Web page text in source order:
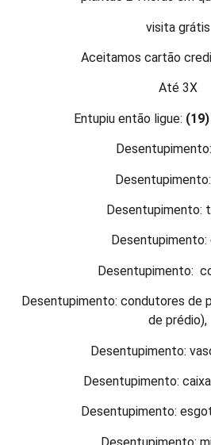
visita grátis
Aceitamos cartão
Até 3X
Entupiu então ligue:
Desentupimento:
Desentupimento:
Desentupimento:
Desentupimento: condutores de
de prédio),
Desentupimento:
Desentupimento:
Desentupimento:
Desentupimento: